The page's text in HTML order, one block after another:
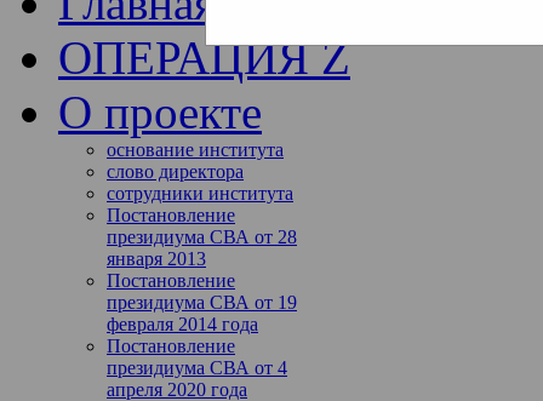
ОПЕРАЦИЯ Z
О проекте
основание института
слово директора
сотрудники института
Постановление
президиума СВА от 28
января 2013
Постановление
президиума СВА от 19
февраля 2014 года
Постановление
президиума СВА от 4
апреля 2020 года